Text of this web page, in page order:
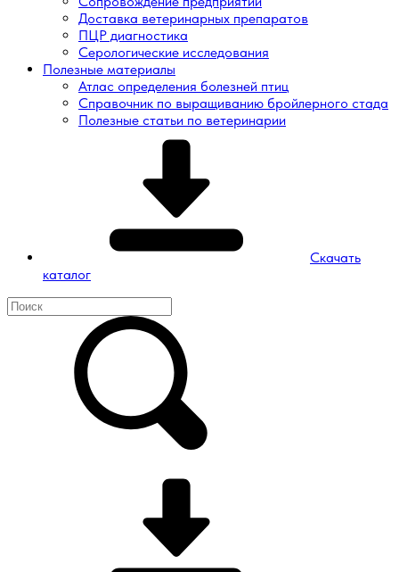
Доставка ветеринарных препаратов
ПЦР диагностика
Серологические исследования
Полезные материалы
Атлас определения болезней птиц
Справочник по выращиванию бройлерного стада
Полезные статьи по ветеринарии
Скачать
каталог